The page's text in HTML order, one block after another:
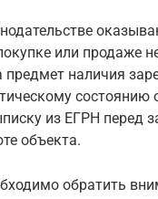
или продаже
наличия
состоянию
из ЕГРН перед
объекта.
обратить